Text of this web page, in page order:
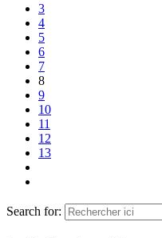
3
4
5
6
7
8
9
10
11
12
13
Search for: